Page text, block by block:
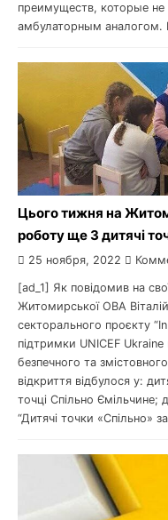
преимуществ, которые не
амбулаторным аналогом.
Цього тижня на
роботу ще 3 дитячі
25 ноября, 2022
[ad_1] Як повідомив на
Житомирської ОВА
секторального проєкту
підтримки UNICEF
безпечного та
відкриття відбулося у:
точці Спільно Ємільчине;
“Дитячі точки «Спільно»